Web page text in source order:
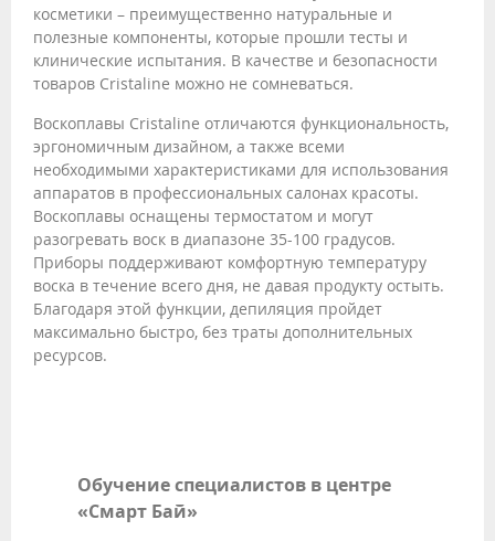
косметики – преимущественно натуральные и
полезные компоненты, которые прошли тесты и
клинические испытания. В качестве и безопасности
товаров Cristaline можно не сомневаться.
Воскоплавы Cristaline отличаются функциональность,
эргономичным дизайном, а также всеми
необходимыми характеристиками для использования
аппаратов в профессиональных салонах красоты.
Воскоплавы оснащены термостатом и могут
разогревать воск в диапазоне 35-100 градусов.
Приборы поддерживают комфортную температуру
воска в течение всего дня, не давая продукту остыть.
Благодаря этой функции, депиляция пройдет
максимально быстро, без траты дополнительных
ресурсов.
Обучение специалистов в центре
«Смарт Бай»